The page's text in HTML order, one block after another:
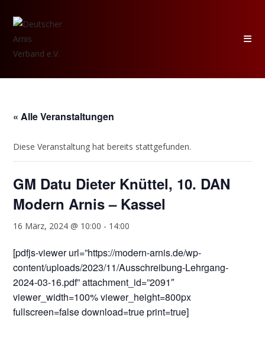
Inhalt
springen
« Alle Veranstaltungen
Diese Veranstaltung hat bereits stattgefunden.
GM Datu Dieter Knüttel, 10. DAN
Modern Arnis – Kassel
16 März, 2024 @ 10:00 - 14:00
[pdfjs-viewer url=”https://modern-arnis.de/wp-
content/uploads/2023/11/Ausschreibung-Lehrgang-
2024-03-16.pdf” attachment_id=”2091″
viewer_width=100% viewer_height=800px
fullscreen=false download=true print=true]